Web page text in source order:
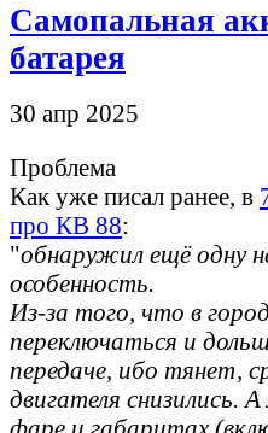
Самопальная
батарея
30 апр 2025
Проблема
Как уже писал ранее, в
про КВ 88:
"обнаружил ещё одну
особенность.
Из-за того, что в
переключаться и
передаче, ибо тянет,
двигателя снизились.
фаре и габаритах